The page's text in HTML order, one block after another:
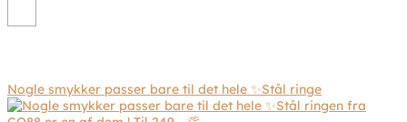
Nogle smykker passer bare til det hele ✨Stål ringe